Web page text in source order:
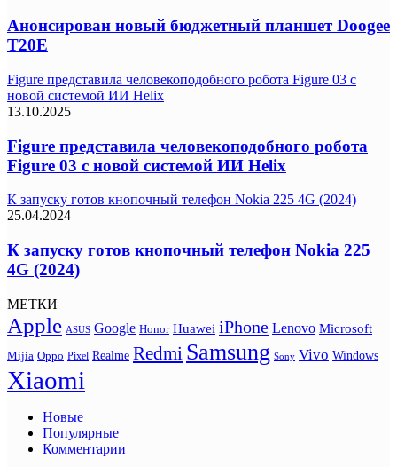
Анонсирован новый бюджетный планшет Doogee
T20E
Figure представила человекоподобного робота Figure 03 с
новой системой ИИ Helix
13.10.2025
Figure представила человекоподобного робота
Figure 03 с новой системой ИИ Helix
К запуску готов кнопочный телефон Nokia 225 4G (2024)
25.04.2024
К запуску готов кнопочный телефон Nokia 225
4G (2024)
МЕТКИ
Apple ASUS Google Honor Huawei iPhone Lenovo Microsoft
Mijia Oppo Pixel Realme Redmi Samsung Sony Vivo Windows
Xiaomi
Новые
Популярные
Комментарии